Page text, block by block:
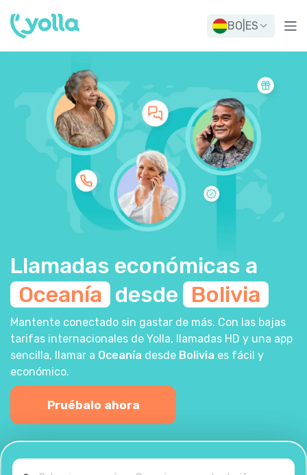
BO ES
Llamadas económicas a
Oceanía desde Bolivia
Mantente conectado sin gastar de más. Con las bajas
tarifas internacionales de Yolla, llamadas HD y una app
sencilla, llamar a Oceanía desde Bolivia es fácil y
económico.
Pruébalo ahora